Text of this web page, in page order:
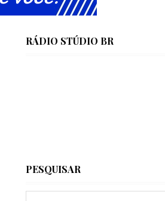
RÁDIO STÚDIO BR
PESQUISAR